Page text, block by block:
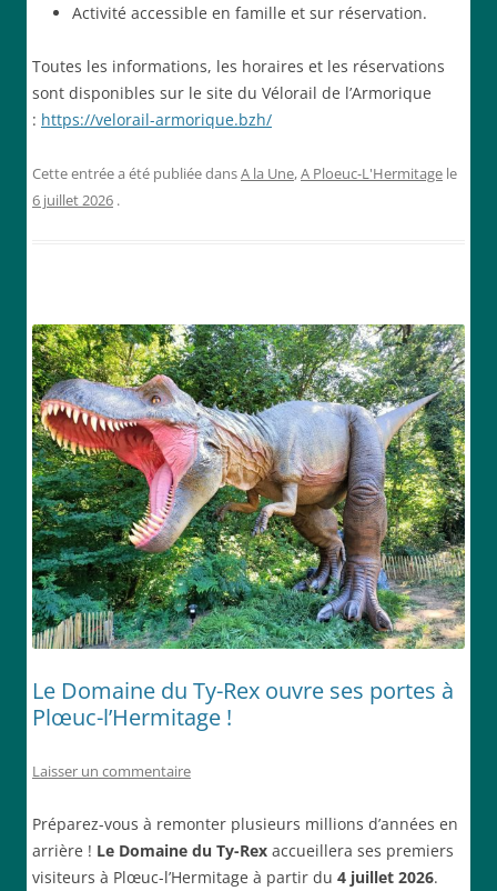
Activité accessible en famille et sur réservation.
Toutes les informations, les horaires et les réservations
sont disponibles sur le site du Vélorail de l’Armorique
: https://velorail-armorique.bzh/
Cette entrée a été publiée dansA la Une,A Ploeuc-L'Hermitage le
6 juillet 2026 .
Le Domaine du Ty-Rex ouvre ses portes à
Plœuc-l’Hermitage !
Laisser un commentaire
Préparez-vous à remonter plusieurs millions d’années en
arrière ! Le Domaine du Ty-Rex accueillera ses premiers
visiteurs à Plœuc-l’Hermitage à partir du 4 juillet 2026.